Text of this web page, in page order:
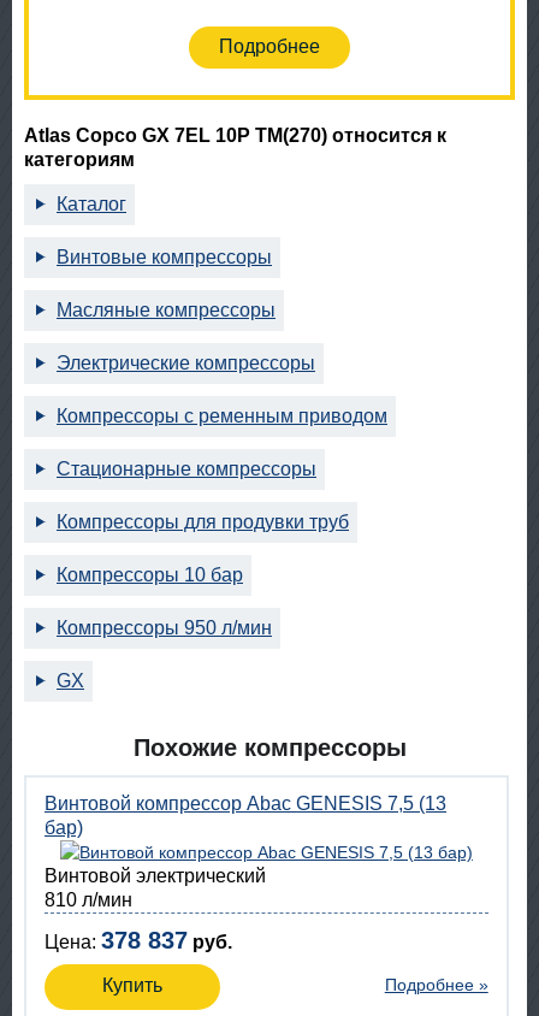
Подробнее
Atlas Copco GX 7EL 10P TM(270) относится к
категориям
Каталог
Винтовые компрессоры
Масляные компрессоры
Электрические компрессоры
Компрессоры с ременным приводом
Стационарные компрессоры
Компрессоры для продувки труб
Компрессоры 10 бар
Компрессоры 950 л/мин
GX
Похожие компрессоры
Винтовой компрессор Abac GENESIS 7,5 (13
бар)
Винтовой электрический
810 л/мин
Цена: 378 837 руб.
Купить Подробнее »